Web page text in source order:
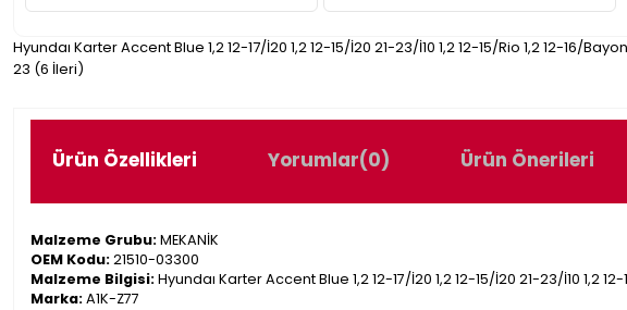
Hyundaı Karter Accent Blue 1,2 12-17/İ20 1,2 12-15/İ20 21-23/İ10 1,2 12-15/Rio 1,2 12-16/
23 (6 İleri)
Ürün Özellikleri Yorumlar(0) Ürün Önerileri
Malzeme Grubu:MEKANİK
OEM Kodu:21510-03300
Malzeme Bilgisi:Hyundaı Karter Accent Blue 1,2 12-17/İ20 1,2 12-15/İ20 21-23/İ10 1,2
Marka:A1K-Z77